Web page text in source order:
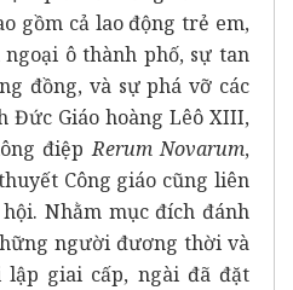
gồm cả lao động trẻ em,
ô thành phố, sự tan
đồng, và sự phá vỡ các
Đức Giáo hoàng Lêô XIII,
điệpRerum Novarum,
Công giáo cũng liên
Nhằm mục đích đánh
người đương thời và
giai cấp, ngài đã đặt